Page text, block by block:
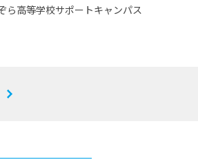
ら高等学校サポートキャンパス